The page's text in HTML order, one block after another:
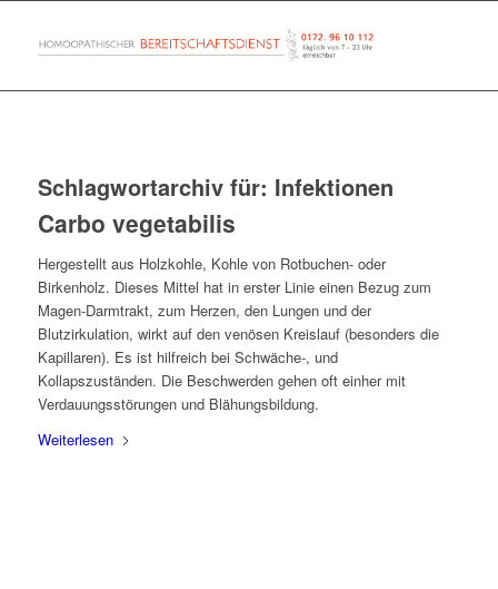
Schlagwortarchiv für: Infektionen
Carbo vegetabilis
Hergestellt aus Holzkohle, Kohle von Rotbuchen- oder
Birkenholz. Dieses Mittel hat in erster Linie einen Bezug zum
Magen-Darmtrakt, zum Herzen, den Lungen und der
Blutzirkulation, wirkt auf den venösen Kreislauf (besonders die
Kapillaren). Es ist hilfreich bei Schwäche-, und
Kollapszuständen. Die Beschwerden gehen oft einher mit
Verdauungsstörungen und Blähungsbildung.
Weiterlesen